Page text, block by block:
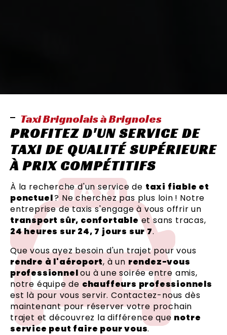
Taxi Brignolais à Brignoles
PROFITEZ D'UN SERVICE DE
TAXI DE QUALITÉ SUPÉRIEURE
À PRIX COMPÉTITIFS
À la recherche d'un service de taxi fiable et
ponctuel? Ne cherchez pas plus loin ! Notre
entreprise de taxis s'engage à vous offrir un
transport sûr, confortableet sans tracas,
24 heures sur 24, 7 jours sur 7.
Que vous ayez besoin d'un trajet pour vous
rendre à l'aéroport, à un rendez-vous
professionnelou à une soirée entre amis,
notre équipe de chauffeurs professionnels
est là pour vous servir. Contactez-nous dès
maintenant pour réserver votre prochain
trajet et découvrez la différence que notre
service peut faire pour vous.